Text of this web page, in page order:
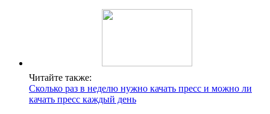
Читайте также:
Сколько раз в неделю нужно качать пресс и можно ли
качать пресс каждый день